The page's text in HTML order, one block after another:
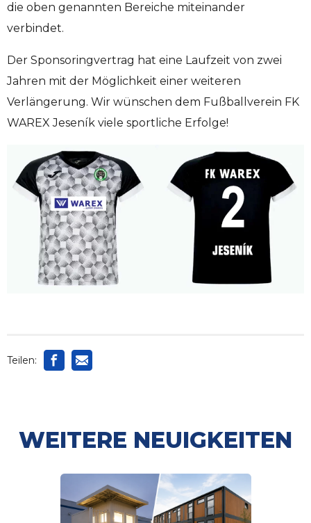
die oben genannten Bereiche miteinander
verbindet.
Der Sponsoringvertrag hat eine Laufzeit von zwei
Jahren mit der Möglichkeit einer weiteren
Verlängerung. Wir wünschen dem Fußballverein FK
WAREX Jeseník viele sportliche Erfolge!
Teilen:
WEITERE NEUIGKEITEN